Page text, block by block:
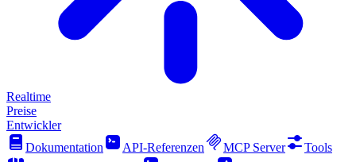
Realtime
Preise
Entwickler
Dokumentation
API-Referenzen MCP Server
Tools